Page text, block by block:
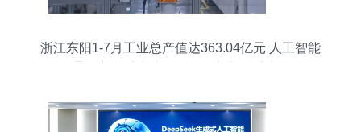
浙江东阳1-7月工业总产值达363.04亿元 人工智能